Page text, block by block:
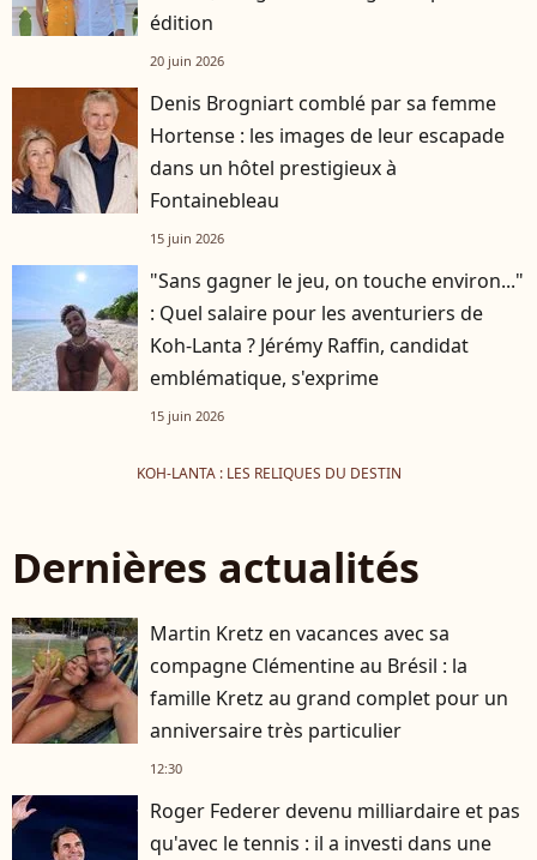
édition
20 juin 2026
Denis Brogniart comblé par sa femme
Hortense : les images de leur escapade
dans un hôtel prestigieux à
Fontainebleau
15 juin 2026
"Sans gagner le jeu, on touche environ..."
: Quel salaire pour les aventuriers de
Koh-Lanta ? Jérémy Raffin, candidat
emblématique, s'exprime
15 juin 2026
KOH-LANTA : LES RELIQUES DU DESTIN
Dernières actualités
Martin Kretz en vacances avec sa
compagne Clémentine au Brésil : la
famille Kretz au grand complet pour un
anniversaire très particulier
12:30
Roger Federer devenu milliardaire et pas
qu'avec le tennis : il a investi dans une